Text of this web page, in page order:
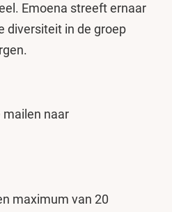
Emoena streeft ernaar
diversiteit in de groep
mailen naar
maximum van 20